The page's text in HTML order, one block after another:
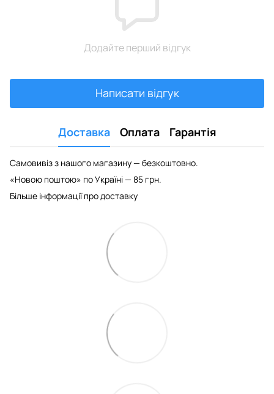
Додайте перший відгук
Написати відгук
Доставка Оплата Гарантія
Самовивіз з нашого магазину — безкоштовно.
«Новою поштою» по Україні — 85 грн.
Більше інформації про доставку